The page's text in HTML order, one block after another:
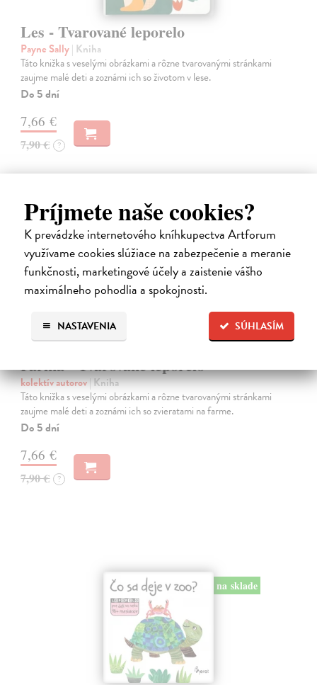
Príjmete naše cookies?
K prevádzke internetového kníhkupectva Artforum
využívame cookies slúžiace na zabezpečenie a meranie
funkčnosti, marketingové účely a zaistenie vášho
maximálneho pohodlia a spokojnosti.
SÚHLASÍM
NASTAVENIA
Les - Tvarované leporelo
Payne Sally| Kniha
Táto knižka s veselými obrázkami a rôzne tvarovanými stránkami
zaujme malé deti a zoznámi ich so životom v lese.
Do 5 dní
7,66 €
7,90 € ?
Farma - Tvarované leporelo
kolektív autorov| Kniha
Táto knižka s veselými obrázkami a rôzne tvarovanými stránkami
zaujme malé deti a zoznámi ich so zvieratami na farme.
Do 5 dní
7,66 €
7,90 € ?
na sklade